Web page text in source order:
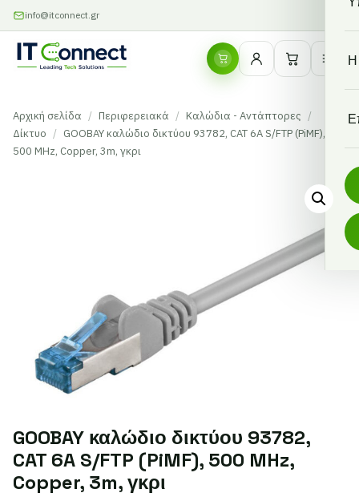
info@itconnect.gr
Η
Αρχική σελίδα / Περιφερειακά / Καλώδια - Αντάπτορες /
Δίκτυο / GOOBAY καλώδιο δικτύου 93782, CAT 6A S/FTP (PiMF),
500 MHz, Copper, 3m, γκρι
GOOBAY καλώδιο δικτύου 93782,
CAT 6A S/FTP (PiMF), 500 MHz,
Copper, 3m, γκρι